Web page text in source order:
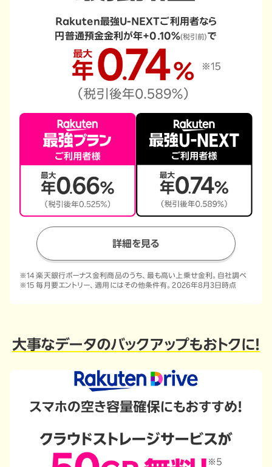
Rakuten最強U-NEXTご利用者なら
円普通預金金利が年+0.10%(税引前)で
詳細を見る
※14 楽天銀行ボーナス金利商品のうち、最も高い上乗せ金利。自社調べ
※15 毎月要エントリー、適用にはその他条件有。2026年8月3日時点
大事なデータのバックアップもおトクに！